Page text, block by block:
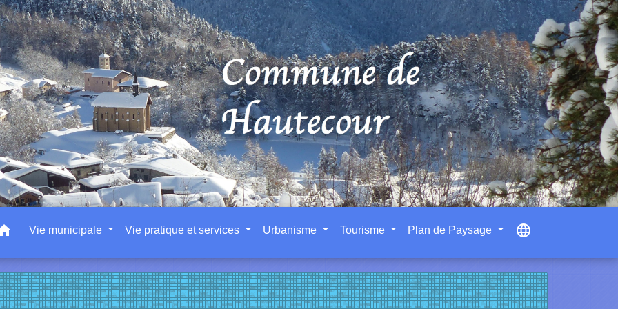
Vie municipale Vie pratique et services Urbanisme Tourisme Plan de Paysage language